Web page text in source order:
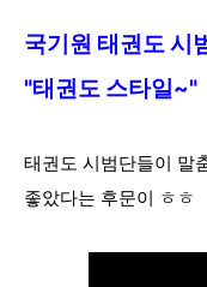
국기원 태권도 시
"태권도 스타일~"
태권도 시범단들이 말
좋았다는 후문이 ㅎㅎ